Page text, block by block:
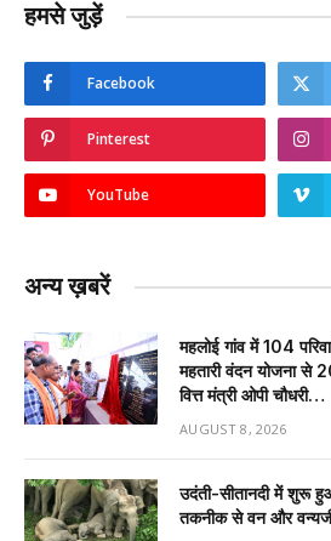
हमसे जुड़ें
Facebook
Pinterest
YouTube
अन्य ख़बरें
महलोई गांव में 104
महतारी वंदन योजना से
वित्त मंत्री ओपी चौधरी…
AUGUST 8, 2026
उदंती-सीतानदी में शुरू
तकनीक से वन और